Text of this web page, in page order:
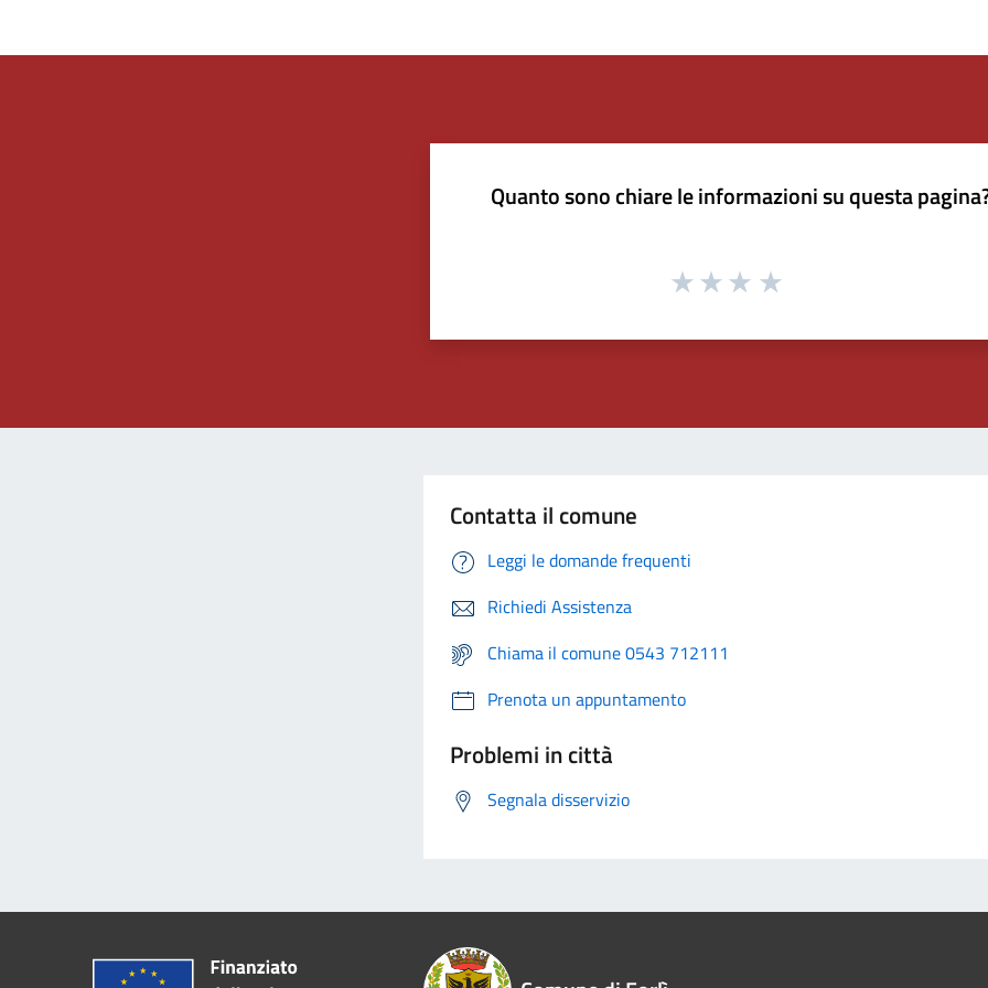
Quanto sono chiare le informazioni su questa
Contatta il comune
Leggi le domande frequenti
Richiedi Assistenza
Chiama il comune 0543 712111
Prenota un appuntamento
Problemi in città
Segnala disservizio